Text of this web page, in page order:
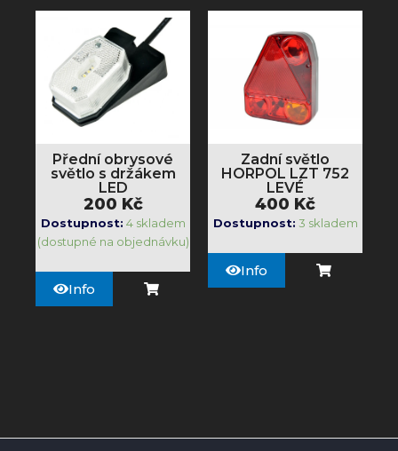
Přední obrysové
světlo s držákem
LED
200 Kč
Dostupnost: 4 skladem
(dostupné na objednávku)
Info
Zadní světlo
HORPOL LZT 752
LEVÉ
400 Kč
Dostupnost: 3 skladem
Info